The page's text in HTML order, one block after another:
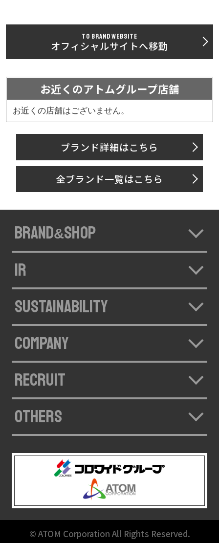
TO BRAND WEBSITE
オフィシャルサイトへ移動
お近くのアトムグループ店舗
お近くの店舗はございません。
ブランド詳細はこちら
全ブランド一覧はこちら
BRAND&SHOP
IR
SUSTAINABILITY
COMPANY
RECRUIT
OTHERS
© ATOM Corporation All Rights Reserved.